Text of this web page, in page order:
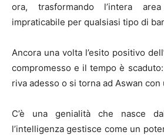
ora, trasformando l’intera
impraticabile per qualsiasi tipo di
Ancora una volta l’esito positivo
compromesso e il tempo è
riva adesso o si torna ad Aswan
C’è una genialità che nasce
l’intelligenza gestisce come un